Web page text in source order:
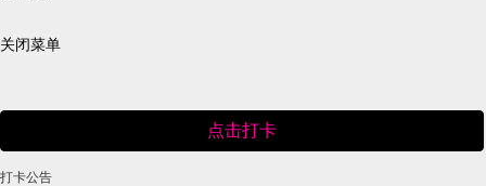
关闭菜单
点击打卡
打卡公告